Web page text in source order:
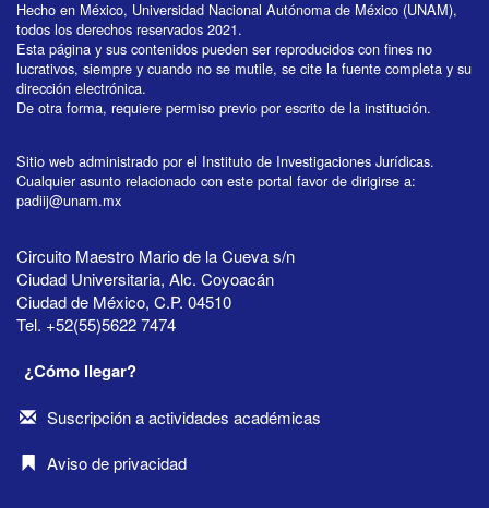
Hecho en México, Universidad Nacional Autónoma de México (UNAM),
todos los derechos reservados 2021.
Esta página y sus contenidos pueden ser reproducidos con fines no
lucrativos, siempre y cuando no se mutile, se cite la fuente completa y su
dirección electrónica.
De otra forma, requiere permiso previo por escrito de la institución.
Sitio web administrado por el Instituto de Investigaciones Jurídicas.
Cualquier asunto relacionado con este portal favor de dirigirse a:
padiij@unam.mx
Circuito Maestro Mario de la Cueva s/n
Ciudad Universitaria, Alc. Coyoacán
Ciudad de México, C.P. 04510
Tel. +52(55)5622 7474
¿Cómo llegar?
Suscripción a actividades académicas
Aviso de privacidad